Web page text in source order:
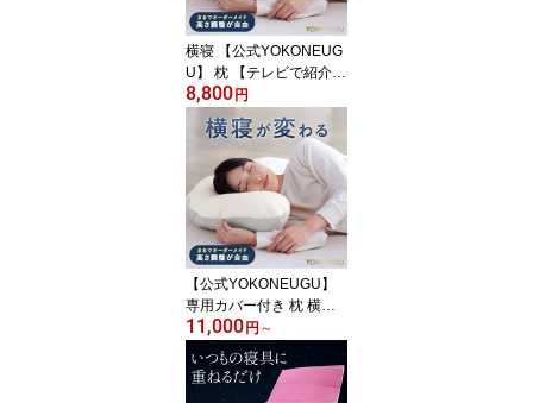
パイプ SS マクラ ギフト
早割 プレゼント 肩 腕
横寝 【公式YOKONEUG
U】 枕 【テレビで紹介さ
れました】肩こり 首こり
ストレートネック 横向き
いびき 首痛み 頭痛 洗え
る まくら 快眠 安眠 枕カ
バー 人気 プレゼントに
おすすめ
8,800 円
【公式YOKONEUGU】
専用カバー付き 枕 横寝
【テレビで紹介されまし
た】 母の日 肩こり 首こ
り ストレートネック 横
向き いびき 首痛み 頭痛
11,000 円 ～